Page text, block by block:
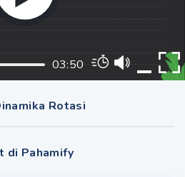
03:50
Rotasi
di Pahamify